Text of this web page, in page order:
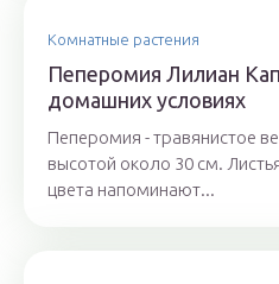
Комнатные растения
Пеперомия Лилиан
домашних условиях
Пеперомия - травянистое
высотой около 30 см.
цвета напоминают...